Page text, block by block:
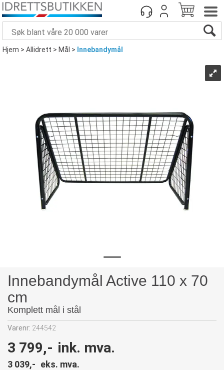
Hjem>Allidrett>Mål > Innebandymål
Innebandymål Active 110 x 70
cm
Komplett mål i stål
Varenr: 244542
3 799,- ink. mva.
3 039,- eks. mva.